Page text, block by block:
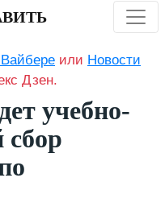
или Новости
Дзен.
учебно-